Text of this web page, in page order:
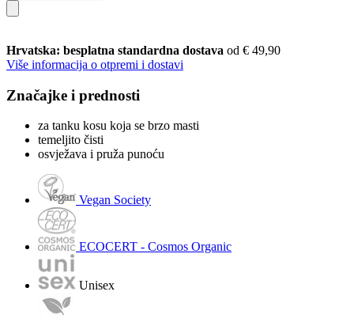
Hrvatska: besplatna standardna dostava od € 49,90
Više informacija o otpremi i dostavi
Značajke i prednosti
za tanku kosu koja se brzo masti
temeljito čisti
osvježava i pruža punoću
Vegan Society
ECOCERT - Cosmos Organic
Unisex